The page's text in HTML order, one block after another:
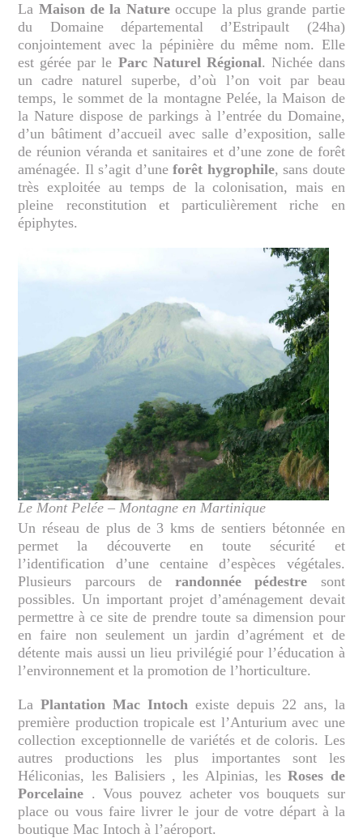
La Maison de la Natureoccupe la plus grande partie
du Domaine départemental d’Estripault (24ha)
conjointement avec la pépinière du même nom. Elle
est gérée par le Parc Naturel Régional. Nichée dans
un cadre naturel superbe, d’où l’on voit par beau
temps, le sommet de la montagne Pelée, la Maison de
la Nature dispose de parkings à l’entrée du Domaine,
d’un bâtiment d’accueil avec salle d’exposition, salle
de réunion véranda et sanitaires et d’une zone de forêt
aménagée. Il s’agit d’uneforêt hygrophile, sans doute
très exploitée au temps de la colonisation, mais en
pleine reconstitution et particulièrement riche en
épiphytes.
Le Mont Pelée – Montagne en Martinique
Un réseau de plus de 3 kms de sentiers bétonnée en
permet la découverte en toute sécurité et
l’identification d’une centaine d’espèces végétales.
Plusieurs parcours derandonnée pédestre sont
possibles. Un important projet d’aménagement devait
permettre à ce site de prendre toute sa dimension pour
en faire non seulement un jardin d’agrément et de
détente mais aussi un lieu privilégié pour l’éducation à
l’environnement et la promotion de l’horticulture.
LaPlantation Mac Intoch existe depuis 22 ans, la
première production tropicale est l’Anturium avec une
collection exceptionnelle de variétés et de coloris. Les
autres productions les plus importantes sont les
Héliconias, les Balisiers , les Alpinias, lesRoses de
Porcelaine . Vous pouvez acheter vos bouquets sur
place ou vous faire livrer le jour de votre départ à la
boutique Mac Intoch à l’aéroport.